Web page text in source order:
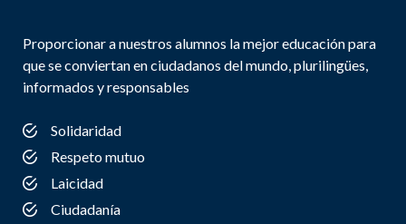
Proporcionar a nuestros alumnos la mejor educación para
que se conviertan en ciudadanos del mundo, plurilingües,
informados y responsables
Solidaridad
Respeto mutuo
Laicidad
Ciudadanía